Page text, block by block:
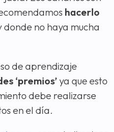
hacerlo
donde no haya mucha
de aprendizaje
‘premios’ ya que esto
debe realizarse
en el día.